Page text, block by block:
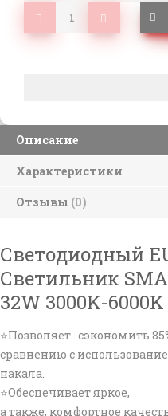
Описание
Характеристики
Отзывы (0)
Светодиодный
Светильник
32W 3000K-6000K
⭐Позволяет сэкономить
сравнению с
накала.
⭐Обеспечивает яркое,
а также, комфортное